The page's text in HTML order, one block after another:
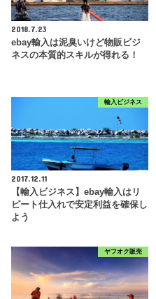
2018.7.23
ebay輸入は泥臭いけど物販ビジ
ネスの本質的スキルが得れる！
輸入ビジネス
2017.12.11
【輸入ビジネス】ebay輸入はリ
ピート仕入れで安定利益を確保し
よう
ヤフオク販売